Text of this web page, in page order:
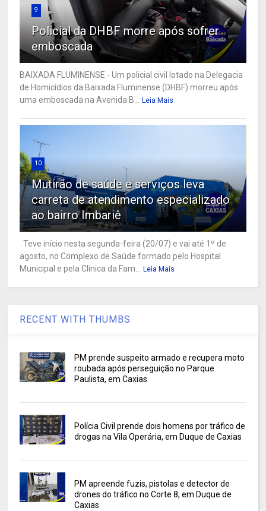
9
Policial da DHBF morre após sofrer
emboscada
BAIXADA FLUMINENSE - Um policial civil lotado na Delegacia
de Homicídios da Baixada Fluminense (DHBF) morreu após
uma emboscada na Avenida B... Leia Mais
10
Mutirão de saúde e serviços leva
carreta de atendimento especializado
ao bairro Imbariê
Teve início nesta segunda-feira (20/07) e vai até 1º de
agosto, no Complexo de Saúde formado pelo Hospital
Municipal e pela Clínica da Fam... Leia Mais
RECENT WITH THUMBS
PM prende suspeito armado e recupera moto
roubada após perseguição no Parque
Paulista, em Caxias
Polícia Civil prende dois homens por tráfico de
drogas na Vila Operária, em Duque de Caxias
PM apreende fuzis, pistolas e detector de
drones do tráfico no Corte 8, em Duque de
Caxias